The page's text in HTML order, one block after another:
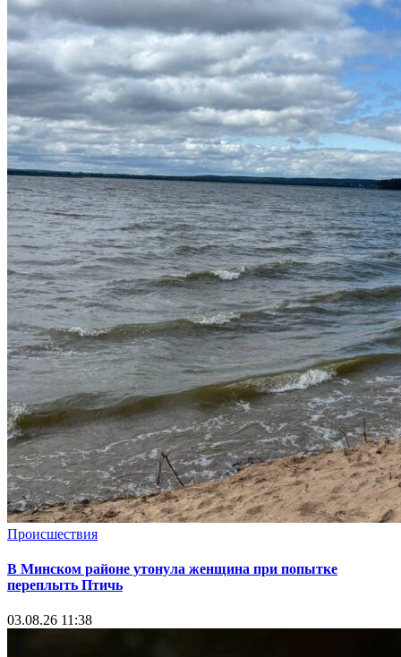
Происшествия
В Минском районе утонула женщина при попытке
переплыть Птичь
03.08.26 11:38